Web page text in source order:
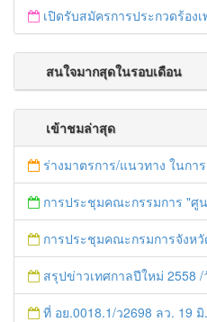
เปิดรับสมัครการประกวดร้องเพลง
สนใจมากสุดในรอบเดือน
เข้าชมล่าสุด
ร่างมาตรการ/แนวทาง ในการดำเนินการประกอบการตรว
การประชุมคณะกรรมการ "ศูนย์อำนวยการปฎิบัติการขจัดความยากจนและพัฒนาชนบท ตามแนวปรัชญาข
การประชุมคณะกรมการจังหวัด/หน.ส่วนราชการประจ
สรุปข่าวเทศกาลปีใหม่ 2558 /
ที่ อย.0018.1/ว2698 ลว. 19 มิ.ย.58 เรื่อง การแก้ไขปั